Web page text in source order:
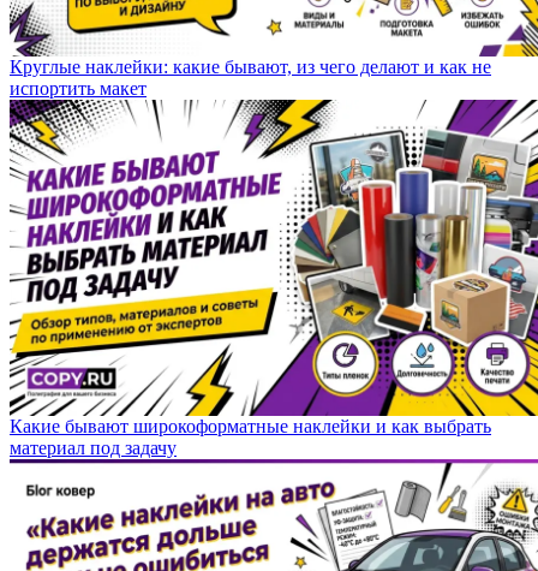
Круглые наклейки: какие бывают, из чего делают и как не
испортить макет
Какие бывают широкоформатные наклейки и как выбрать
материал под задачу